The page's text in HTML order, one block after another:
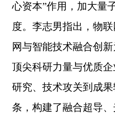
心资本”作用，加大量
度。李志男指出，物
网与智能技术融合创
顶尖科研力量与优质
研究、技术攻关到成
条，构建了融合超导